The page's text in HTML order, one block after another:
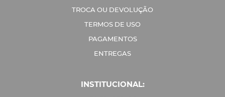
TROCA OU DEVOLUÇÃO
TERMOS DE USO
PAGAMENTOS
ENTREGAS
INSTITUCIONAL: